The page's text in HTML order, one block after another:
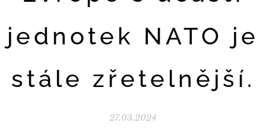
jednotek NATO je
stále zřetelnější.
27.03.2024